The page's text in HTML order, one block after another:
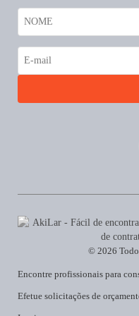
Encontre profissionais para
Efetue solicitações de
© 2026